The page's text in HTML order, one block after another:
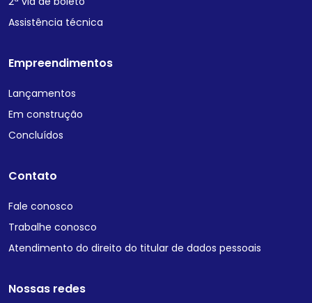
Assistência técnica
Empreendimentos
Lançamentos
Em construção
Concluídos
Contato
Fale conosco
Trabalhe conosco
Atendimento do direito do titular de dados pessoais
Nossas redes